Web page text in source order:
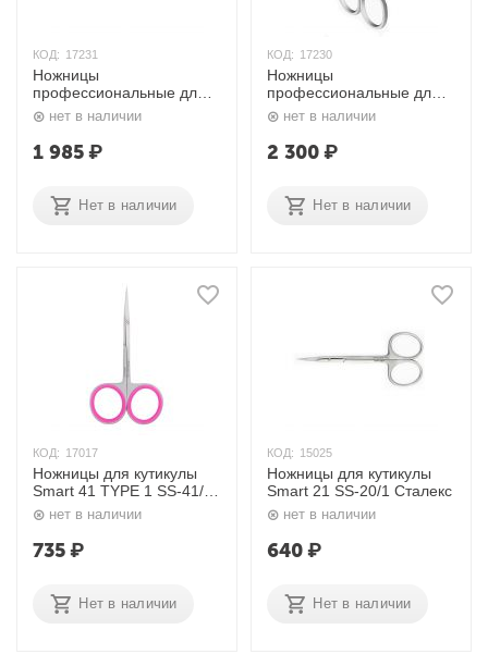
КОД: 17231
Ножницы
профессиональные для
кутикулы SMART 10 TYPE
3 SS-10/3 Сталекс
нет в наличии
1 985₽
Нет в наличии
КОД: 17230
Ножницы
профессиональные для
кутикулы EXPERT 50
TYPE 2 SE-50/2 Сталекс
нет в наличии
2 300₽
Нет в наличии
КОД: 17017
Ножницы для кутикулы
Smart 41 TYPE 1 SS-41/1
Сталекс
нет в наличии
735₽
Нет в наличии
КОД: 15025
Ножницы для кутикулы
Smart 21 SS-20/1 Сталекс
нет в наличии
640₽
Нет в наличии